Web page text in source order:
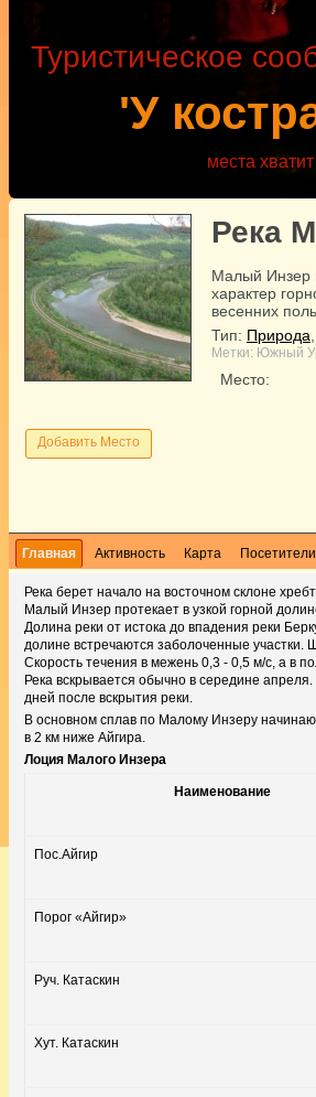
'У
Туристическое
места
Река
Малый Инзер
характер
весенних
Тип: Природа
Метки: Южный
Место:
Добавить Место
Главная Активность Карта Посетители
Река берет начало на восточном склоне
Малый Инзер протекает в узкой горной
Долина реки от истока до впадения реки
долине встречаются заболоченные участки.
Скорость течения в межень 0,3 - 0,5 м/с, а в
Река вскрывается обычно в середине
дней после вскрытия реки.
В основном сплав по Малому Инзеру
в 2 км ниже Айгира.
Лоция Малого Инзера
Наименование
Пос.Айгир
Порог «Айгир»
Руч. Катаскин
Хут. Катаскин